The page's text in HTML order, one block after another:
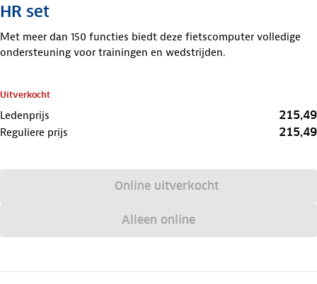
HR set
Met meer dan 150 functies biedt deze fietscomputer volledige
ondersteuning voor trainingen en wedstrijden.
Uitverkocht
Ledenprijs 215,49
Reguliere prijs 215,49
Online uitverkocht
Alleen online